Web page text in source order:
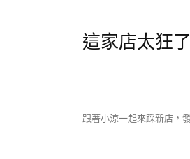
這家店太狂
跟著小涼一起來踩新店，